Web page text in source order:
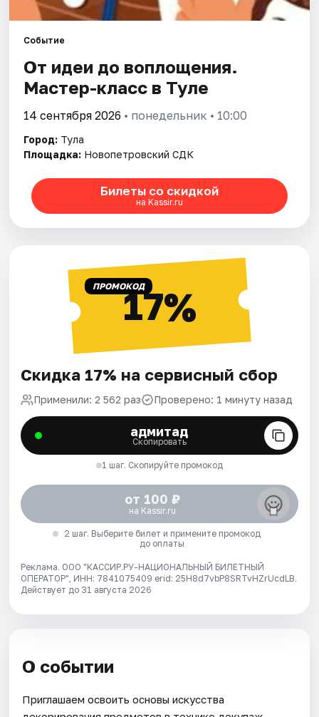
Событие
От идеи до воплощения.
Мастер-класс в Туле
14 сентября 2026 • понедельник • 10:00
Город: Тула
Площадка: Новопетровский СДК
Билеты со скидкой
на Kassir.ru
ПРОМОКОД17%
Скидка 17% на сервисный сбор
Применили: 2 562 раз Проверено: 1 минуту назад
адмитад
Скопировать
1 шаг. Скопируйте промокод
от 100 ₽
на Kassir.ru
2 шаг. Выберите билет и примените промокод
до оплаты
Реклама. ООО "КАССИР.РУ-НАЦИОНАЛЬНЫЙ БИЛЕТНЫЙ
ОПЕРАТОР", ИНН: 7841075409 erid: 25H8d7vbP8SRTvHZrUcdLB.
Действует до 31 августа 2026
О событии
Приглашаем освоить основы искусства